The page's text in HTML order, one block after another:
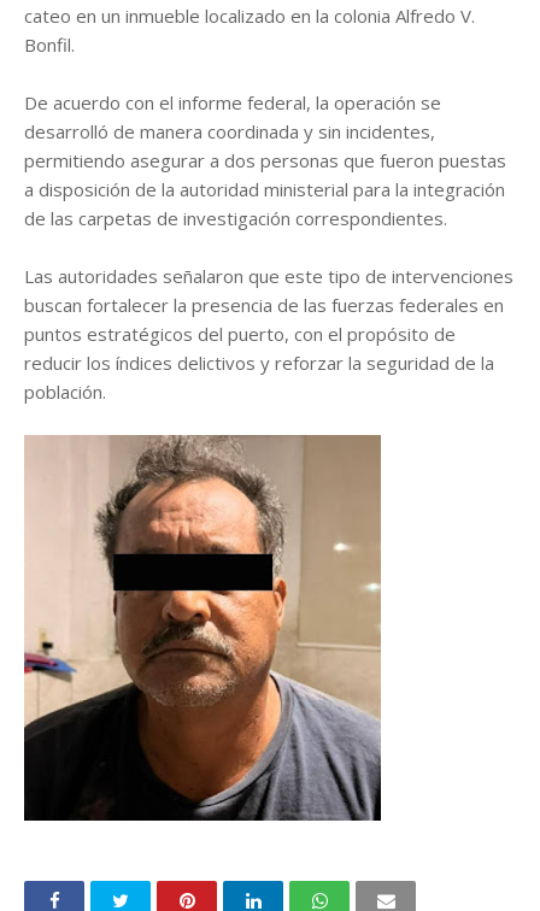
cateo en un inmueble localizado en la colonia Alfredo V.
Bonfil.
De acuerdo con el informe federal, la operación se
desarrolló de manera coordinada y sin incidentes,
permitiendo asegurar a dos personas que fueron puestas
a disposición de la autoridad ministerial para la integración
de las carpetas de investigación correspondientes.
Las autoridades señalaron que este tipo de intervenciones
buscan fortalecer la presencia de las fuerzas federales en
puntos estratégicos del puerto, con el propósito de
reducir los índices delictivos y reforzar la seguridad de la
población.